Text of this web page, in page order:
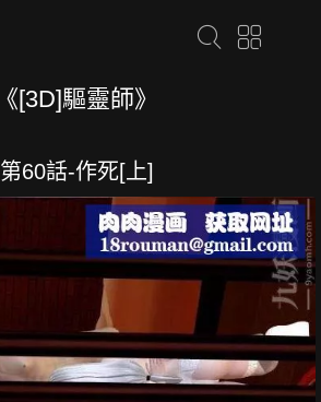
《[3D]驅靈師》
第60話-作死[上]